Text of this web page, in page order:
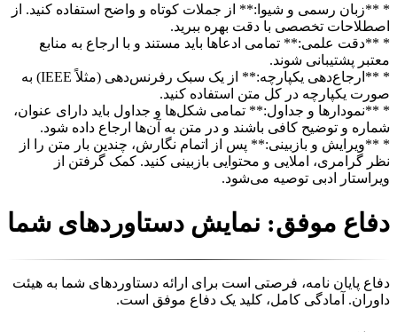
* **زبان رسمی و شیوا:** از جملات کوتاه و واضح استفاده کنید. از
اصطلاحات تخصصی با دقت بهره ببرید.
* **دقت علمی:** تمامی ادعاها باید مستند و با ارجاع به منابع
معتبر پشتیبانی شوند.
* **ارجاع‌دهی یکپارچه:** از یک سبک رفرنس‌دهی (مثلاً IEEE) به
صورت یکپارچه در کل متن استفاده کنید.
* **نمودارها و جداول:** تمامی شکل‌ها و جداول باید دارای عنوان،
شماره و توضیح کافی باشند و در متن به آن‌ها ارجاع داده شود.
* **ویرایش و بازبینی:** پس از اتمام نگارش، چندین بار متن را از
نظر گرامری، املایی و محتوایی بازبینی کنید. کمک گرفتن از
ویراستار ادبی توصیه می‌شود.
دفاع موفق: نمایش دستاوردهای شما
دفاع پایان نامه، فرصتی است برای ارائه دستاوردهای شما به هیئت
داوران. آمادگی کامل، کلید یک دفاع موفق است.